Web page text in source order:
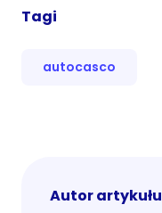
Tagi
autocasco
Autor artykułu